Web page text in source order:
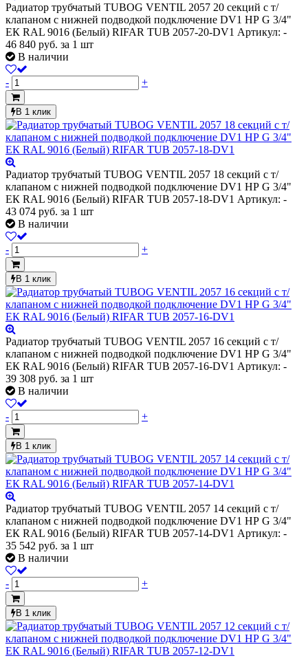
Радиатор трубчатый TUBOG VENTIL 2057 20 секций с т/
клапаном с нижней подводкой подключение DV1 НР G 3/4"
ЕК RAL 9016 (Белый) RIFAR TUB 2057-20-DV1 Артикул: -
46 840 руб. за 1 шт
В наличии
- +
В 1 клик
Радиатор трубчатый TUBOG VENTIL 2057 18 секций с т/
клапаном с нижней подводкой подключение DV1 НР G 3/4"
ЕК RAL 9016 (Белый) RIFAR TUB 2057-18-DV1 Артикул: -
43 074 руб. за 1 шт
В наличии
- +
В 1 клик
Радиатор трубчатый TUBOG VENTIL 2057 16 секций с т/
клапаном с нижней подводкой подключение DV1 НР G 3/4"
ЕК RAL 9016 (Белый) RIFAR TUB 2057-16-DV1 Артикул: -
39 308 руб. за 1 шт
В наличии
- +
В 1 клик
Радиатор трубчатый TUBOG VENTIL 2057 14 секций с т/
клапаном с нижней подводкой подключение DV1 НР G 3/4"
ЕК RAL 9016 (Белый) RIFAR TUB 2057-14-DV1 Артикул: -
35 542 руб. за 1 шт
В наличии
- +
В 1 клик